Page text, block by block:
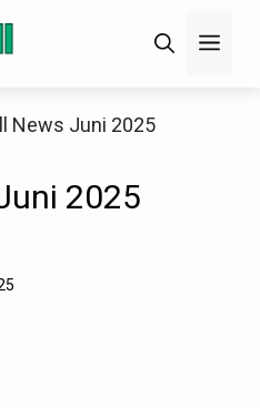
News Juni 2025
2025
Produkte im
an!